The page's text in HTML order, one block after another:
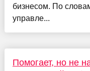
бизнесом. По
управле...
Помогает, но не